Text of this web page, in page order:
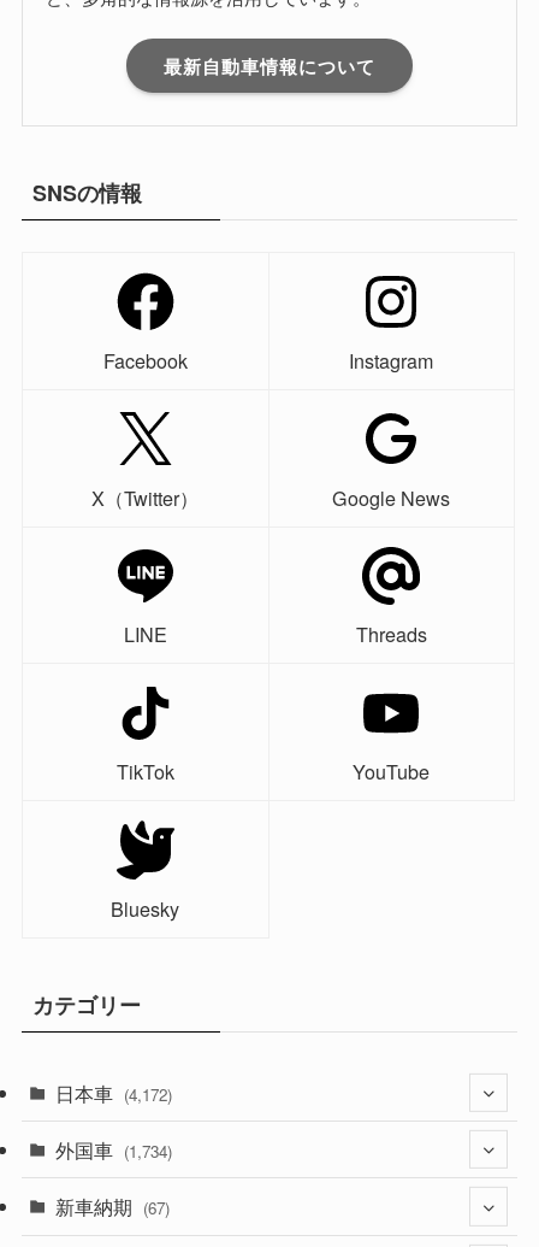
最新自動車情報について
SNSの情報
Facebook Instagram
X（Twitter） Google News
LINE Threads
TikTok YouTube
Bluesky
カテゴリー
日本車 (4,172)
(1,321)
(329)
外国車 (1,734)
新車納期 (67)